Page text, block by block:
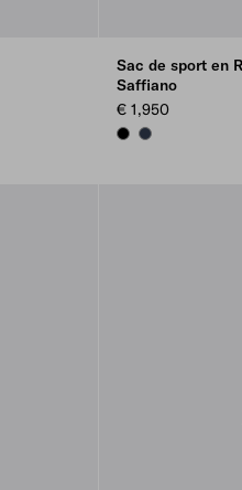
Sac de sport en
Saffiano
€ 1,950
BLACKNAVY